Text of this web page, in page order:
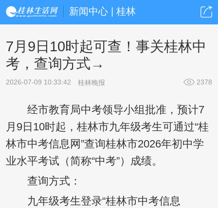
新闻中心 | 桂林
7月9日10时起可查！事关桂林中
考，查询方式→
2026-07-09 10:33:42 桂林晚报 2378
经市教育局中考领导小组批准，预计7
月9日10时起，桂林市九年级考生可通过“桂
林市中考信息网”查询桂林市2026年初中学
业水平考试（简称“中考”）成绩。
查询方式：
九年级考生登录“桂林市中考信息